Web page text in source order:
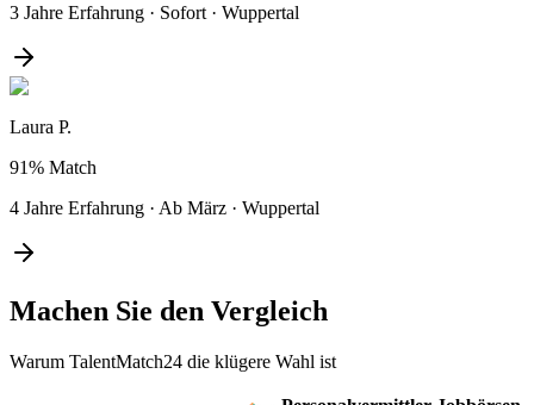
3 Jahre Erfahrung · Sofort · Wuppertal
Laura P.
91% Match
4 Jahre Erfahrung · Ab März · Wuppertal
Machen Sie den Vergleich
Warum TalentMatch24 die klügere Wahl ist